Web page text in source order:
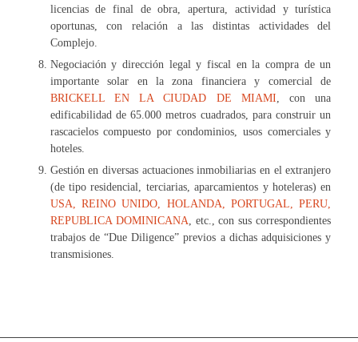
licencias de final de obra, apertura, actividad y turística
oportunas, con relación a las distintas actividades del
Complejo.
Negociación y dirección legal y fiscal en la compra de un
importante solar en la zona financiera y comercial de
BRICKELL EN LA CIUDAD DE MIAMI, con una
edificabilidad de 65.000 metros cuadrados, para construir un
rascacielos compuesto por condominios, usos comerciales y
hoteles.
Gestión en diversas actuaciones inmobiliarias en el extranjero
(de tipo residencial, terciarias, aparcamientos y hoteleras) en
USA, REINO UNIDO, HOLANDA, PORTUGAL, PERU,
REPUBLICA DOMINICANA, etc., con sus correspondientes
trabajos de “Due Diligence” previos a dichas adquisiciones y
transmisiones.